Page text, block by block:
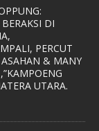
DI
PERCUT
& MANY
UTARA.